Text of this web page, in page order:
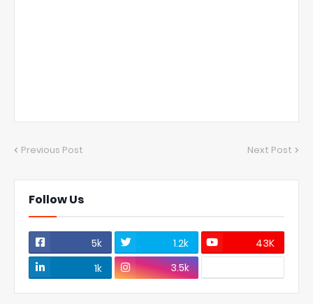
Previous Post Next Post
Follow Us
5k 1.2k
43K
1k
3.5k